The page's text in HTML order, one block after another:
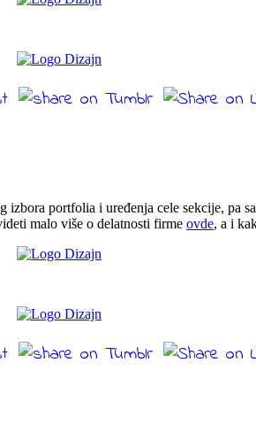
izbora portfolia i uređenja cele sekcije, pa
malo više o delatnosti firme ovde, a i